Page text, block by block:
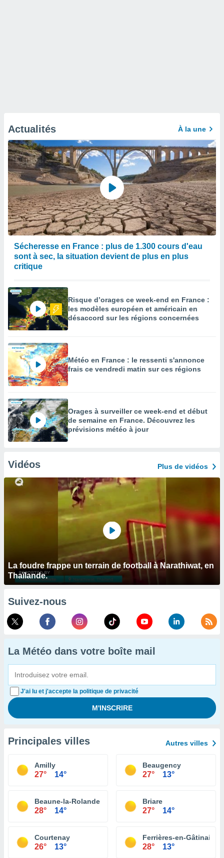
Actualités À la une
Sécheresse en France : plus de 1.300 cours d'eau
sont à sec, la situation devient de plus en plus
critique
Risque d’orages ce week-end en France :
les modèles européen et américain en
désaccord sur les régions concernées
Météo en France : le ressenti s'annonce
frais ce vendredi matin sur ces régions
Orages à surveiller ce week-end et début
de semaine en France. Découvrez les
prévisions météo à jour
Vidéos Plus de vidéos
La foudre frappe un terrain de football à Narathiwat, en
Thaïlande.
Suivez-nous
La Météo dans votre boîte mail
J'ai lu et j'accepte la politique de privacité
Principales villes Autres villes
Amilly
27° 14°
Beaugency
27° 13°
Beaune-la-Rolande
28° 14°
Briare
27° 14°
Courtenay
26° 13°
Ferrières-en-Gâtinais
28° 13°